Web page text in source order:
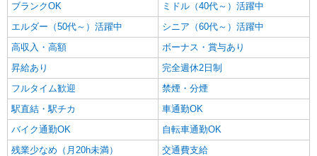
ブランクOK
ミドル（40代～）活躍中
エルダー（50代～）活躍中
シニア（60代～）活躍中
高収入・高額
ボーナス・賞与あり
昇給あり
完全週休2日制
フルタイム歓迎
禁煙・分煙
駅直結・駅チカ
車通勤OK
バイク通勤OK
自転車通勤OK
残業少なめ（月20h未満）
交通費支給